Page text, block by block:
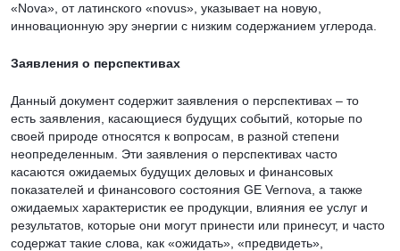
«Nova», от латинского «novus», указывает на новую,
инновационную эру энергии с низким содержанием углерода.
Заявления о перспективах
Данный документ содержит заявления о перспективах – то
есть заявления, касающиеся будущих событий, которые по
своей природе относятся к вопросам, в разной степени
неопределенным. Эти заявления о перспективах часто
касаются ожидаемых будущих деловых и финансовых
показателей и финансового состояния GE Vernova, а также
ожидаемых характеристик ее продукции, влияния ее услуг и
результатов, которые они могут принести или принесут, и часто
содержат такие слова, как «ожидать», «предвидеть»,